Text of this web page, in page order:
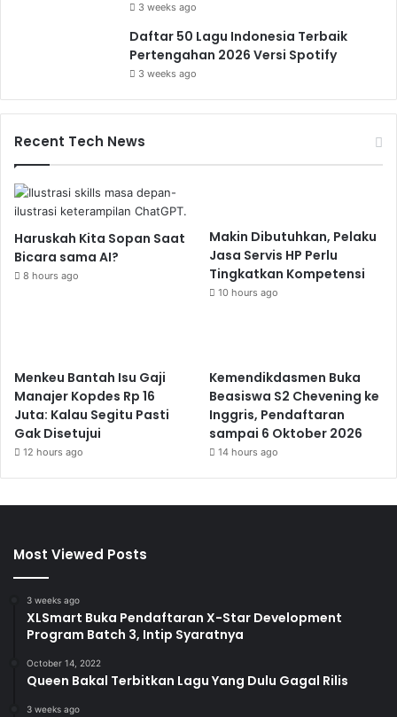
3 weeks ago
Daftar 50 Lagu Indonesia Terbaik
Pertengahan 2026 Versi Spotify
3 weeks ago
Recent Tech News
Haruskah Kita Sopan Saat
Bicara sama AI?
8 hours ago
Makin Dibutuhkan, Pelaku
Jasa Servis HP Perlu
Tingkatkan Kompetensi
10 hours ago
Menkeu Bantah Isu Gaji
Manajer Kopdes Rp 16
Juta: Kalau Segitu Pasti
Gak Disetujui
12 hours ago
Kemendikdasmen Buka
Beasiswa S2 Chevening ke
Inggris, Pendaftaran
sampai 6 Oktober 2026
14 hours ago
Most Viewed Posts
3 weeks ago
XLSmart Buka Pendaftaran X-Star Development
Program Batch 3, Intip Syaratnya
October 14, 2022
Queen Bakal Terbitkan Lagu Yang Dulu Gagal Rilis
3 weeks ago